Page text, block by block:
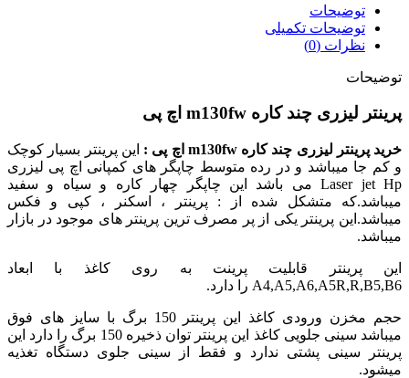
توضیحات
توضیحات تکمیلی
نظرات (0)
توضیحات
پرینتر لیزری چند کاره m130fw اچ پی
خرید پرینتر لیزری چند کاره m130fw اچ پی :
این پرینتر بسیار کوچک
و کم جا میباشد و در رده متوسط چاپگر های کمپانی اچ پی لیزری
Laser jet Hp می باشد این چاپگر چهار کاره و سیاه و سفید
میباشد.که متشکل شده از : پرینتر ، اسکنر ، کپی و فکس
میباشد.این پرینتر یکی از پر مصرف ترین پرینتر های موجود در بازار
میباشد.
این پرینتر قابلیت پرینت به روی کاغذ با ابعاد
A4,A5,A6,A5R,R,B5,B6 را دارد.
حجم مخزن ورودی کاغذ این پرینتر 150 برگ با سایز های فوق
میباشد سینی جلویی کاغذ این پرینتر توان ذخیره 150 برگ را دارد این
پرینتر سینی پشتی ندارد و فقط از سینی جلوی دستگاه تغذیه
میشود.